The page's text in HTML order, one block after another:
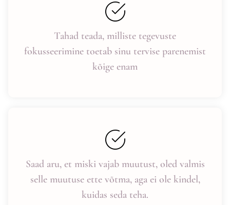
Tahad teada, milliste tegevuste
fokusseerimine toetab sinu tervise parenemist
kõige enam
Saad aru, et miski vajab muutust, oled valmis
selle muutuse ette võtma, aga ei ole kindel,
kuidas seda teha.